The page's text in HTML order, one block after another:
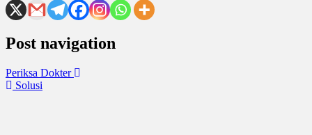
Post navigation
Periksa Dokter
Solusi